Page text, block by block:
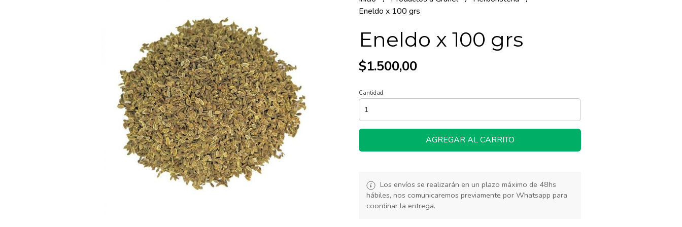
Eneldo x 100 grs
Eneldo x 100 grs
$1.500,00
Cantidad
AGREGAR AL CARRITO
Los envíos se realizarán en un plazo máximo de 48hs
hábiles, nos comunicaremos previamente por Whatsapp para
coordinar la entrega.